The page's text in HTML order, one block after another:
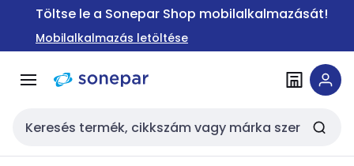
Ugrás a
Ugrás a
tartalomra
Töltse le a Sonepar Shop mobilalkalmazását!
Mobilalkalmazás letöltése
Keresési bemenet